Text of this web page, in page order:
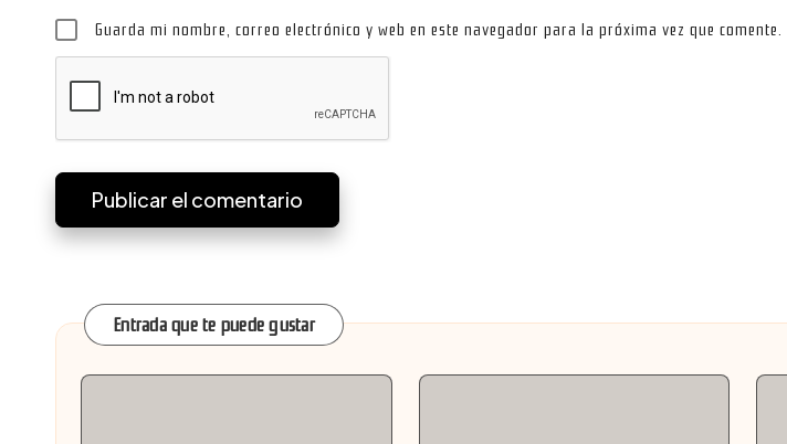
Guarda mi nombre, correo electrónico y web en este navegador para la próxima vez que comente.
Entrada que te puede gustar